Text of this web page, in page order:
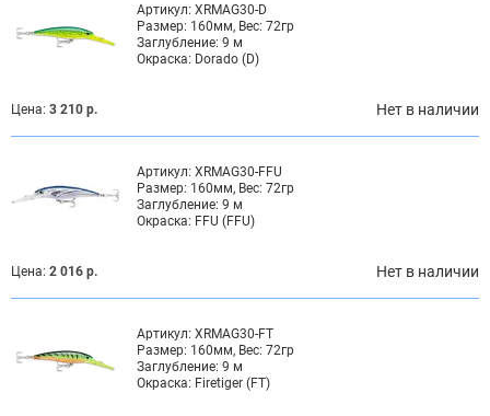
Артикул: XRMAG30-D
Размер: 160мм, Вес: 72гр
Заглубление: 9 м
Окраска: Dorado (D)
Цена: 3 210 р. Нет в наличии
Артикул: XRMAG30-FFU
Размер: 160мм, Вес: 72гр
Заглубление: 9 м
Окраска: FFU (FFU)
Цена: 2 016 р. Нет в наличии
Артикул: XRMAG30-FT
Размер: 160мм, Вес: 72гр
Заглубление: 9 м
Окраска: Firetiger (FT)